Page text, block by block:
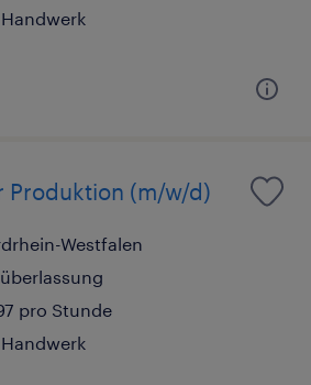
Produktion (m/w/d)
Westfalen
pro Stunde